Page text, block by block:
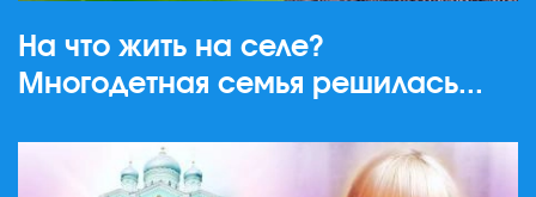
На что жить на селе?
Многодетная семья решилась...